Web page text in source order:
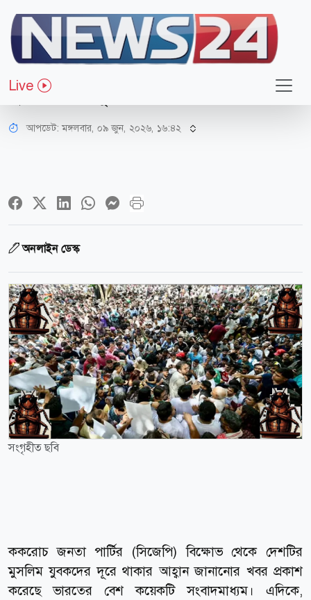
Live
আন্তর্জাতিক
ককরোচ জনতা পার্টির আন্দোলন থেকে
মুসলিমদের দূরে থাকার আহ্বান
আপডেট: মঙ্গলবার, ০৯ জুন, ২০২৬, ১৬:৪২
অনলাইন ডেস্ক
সংগৃহীত ছবি
ককরোচ জনতা পার্টির (সিজেপি) বিক্ষোভ থেকে দেশটির
মুসলিম যুবকদের দূরে থাকার আহ্বান জানানোর খবর প্রকাশ
করেছে ভারতের বেশ কয়েকটি সংবাদমাধ্যম। এদিকে,